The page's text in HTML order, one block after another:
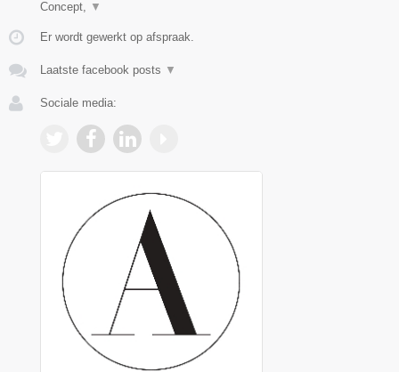
Concept, ▼
Er wordt gewerkt op afspraak.
Laatste facebook posts ▼
Sociale media: